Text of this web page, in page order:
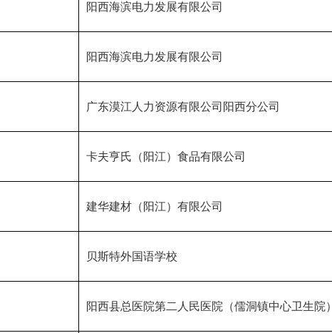
阳西海滨电力发展有限公司
阳西海滨电力发展有限公司
广东漠江人力资源有限公司阳西分公司
卡夫亨氏（阳江）食品有限公司
建华建材（阳江）有限公司
贝斯特外国语学校
阳西县总医院第二人民医院（儒洞镇中心卫生院）